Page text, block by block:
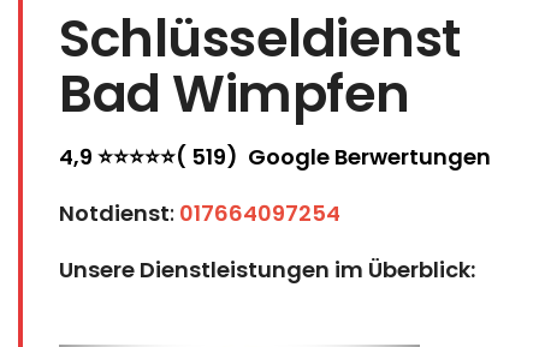
Schlüsseldienst
Bad Wimpfen
4,9 ⭐⭐⭐⭐⭐( 519) Google Berwertungen
Notdienst: 017664097254
Unsere Dienstleistungen im Überblick: